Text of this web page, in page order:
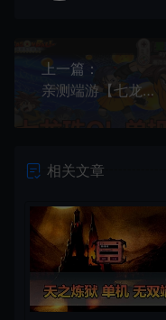
上一篇：
亲测端游【七龙珠OL】GM权限添加GM命令单机虚拟机一键端视频安装教学GM修改教学网游单机版
相关文章